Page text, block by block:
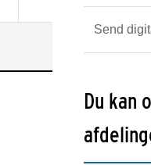
Send
Du kan